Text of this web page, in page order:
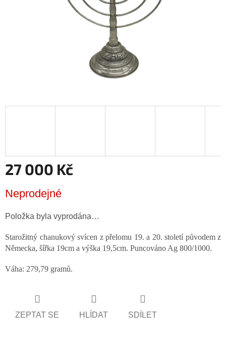
27 000 Kč
cena:
Neprodejné
Položka byla vyprodána…
Starožitný chanukový svícen z přelomu 19. a 20. století původem z
Německa, šířka 19cm a výška 19,5cm. Puncováno Ag 800/1000.
Váha: 279,79 gramů.
ZEPTAT SE HLÍDAT SDÍLET